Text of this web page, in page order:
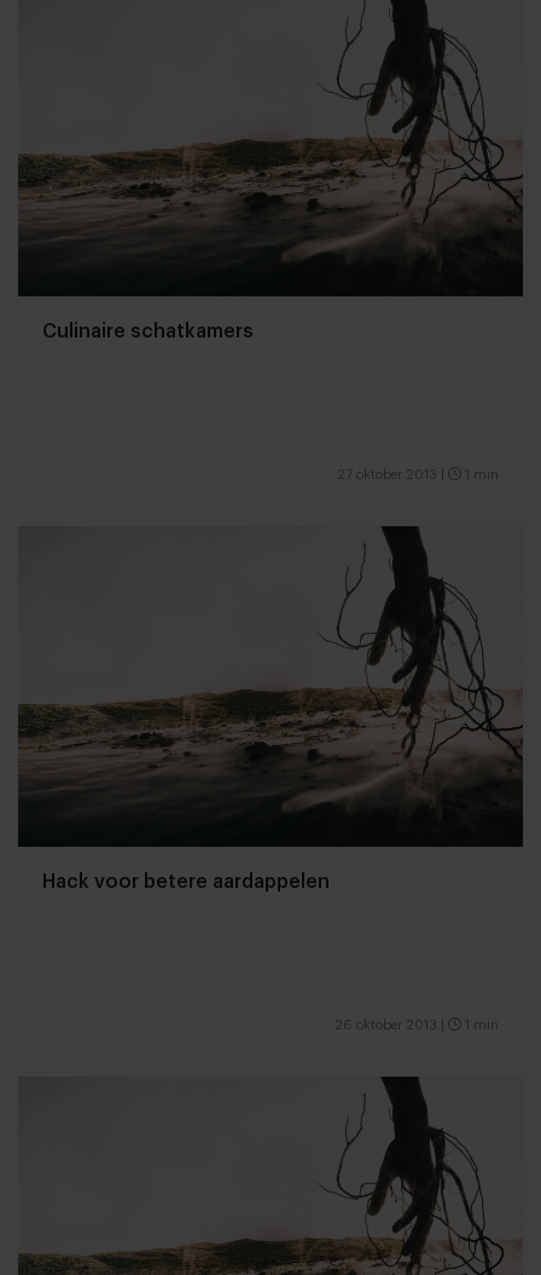
Culinaire schatkamers
27 oktober 2013 1 min
Hack voor betere aardappelen
26 oktober 2013 1 min